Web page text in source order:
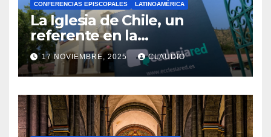
CONFERENCIAS EPISCOPALES LATINOAMÉRICA
La Iglesia de Chile, un
referente en la
transformación digital
gracias a Ecclesiared
17 NOVIEMBRE, 2025 CLAUDIO
H
A